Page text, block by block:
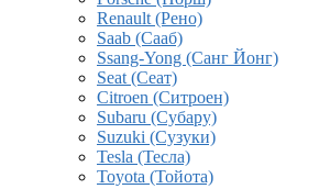
Renault (Рено)
Saab (Сааб)
Ssang-Yong (Санг Йонг)
Seat (Сеат)
Citroen (Ситроен)
Subaru (Субару)
Suzuki (Сузуки)
Tesla (Тесла)
Toyota (Тойота)